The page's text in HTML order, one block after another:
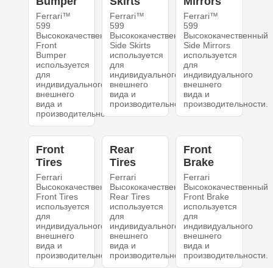
Ferrari™
599
Высококачественный
Front
Bumper
используется
для
индивидуального
внешнего
вида и
производительности.
Ferrari™
599
Высококачественный
Side Skirts
используется
для
индивидуального
внешнего
вида и
производительности.
Ferrari™
599
Высококачественный
Side Mirrors
используется
для
индивидуального
внешнего
вида и
производительности.
Front
Tires
Ferrari
Высококачественный
Front Tires
используется
для
индивидуального
внешнего
вида и
производительности.
Rear
Tires
Ferrari
Высококачественный
Rear Tires
используется
для
индивидуального
внешнего
вида и
производительности.
Front
Brake
Ferrari
Высококачественный
Front Brake
используется
для
индивидуального
внешнего
вида и
производительности.